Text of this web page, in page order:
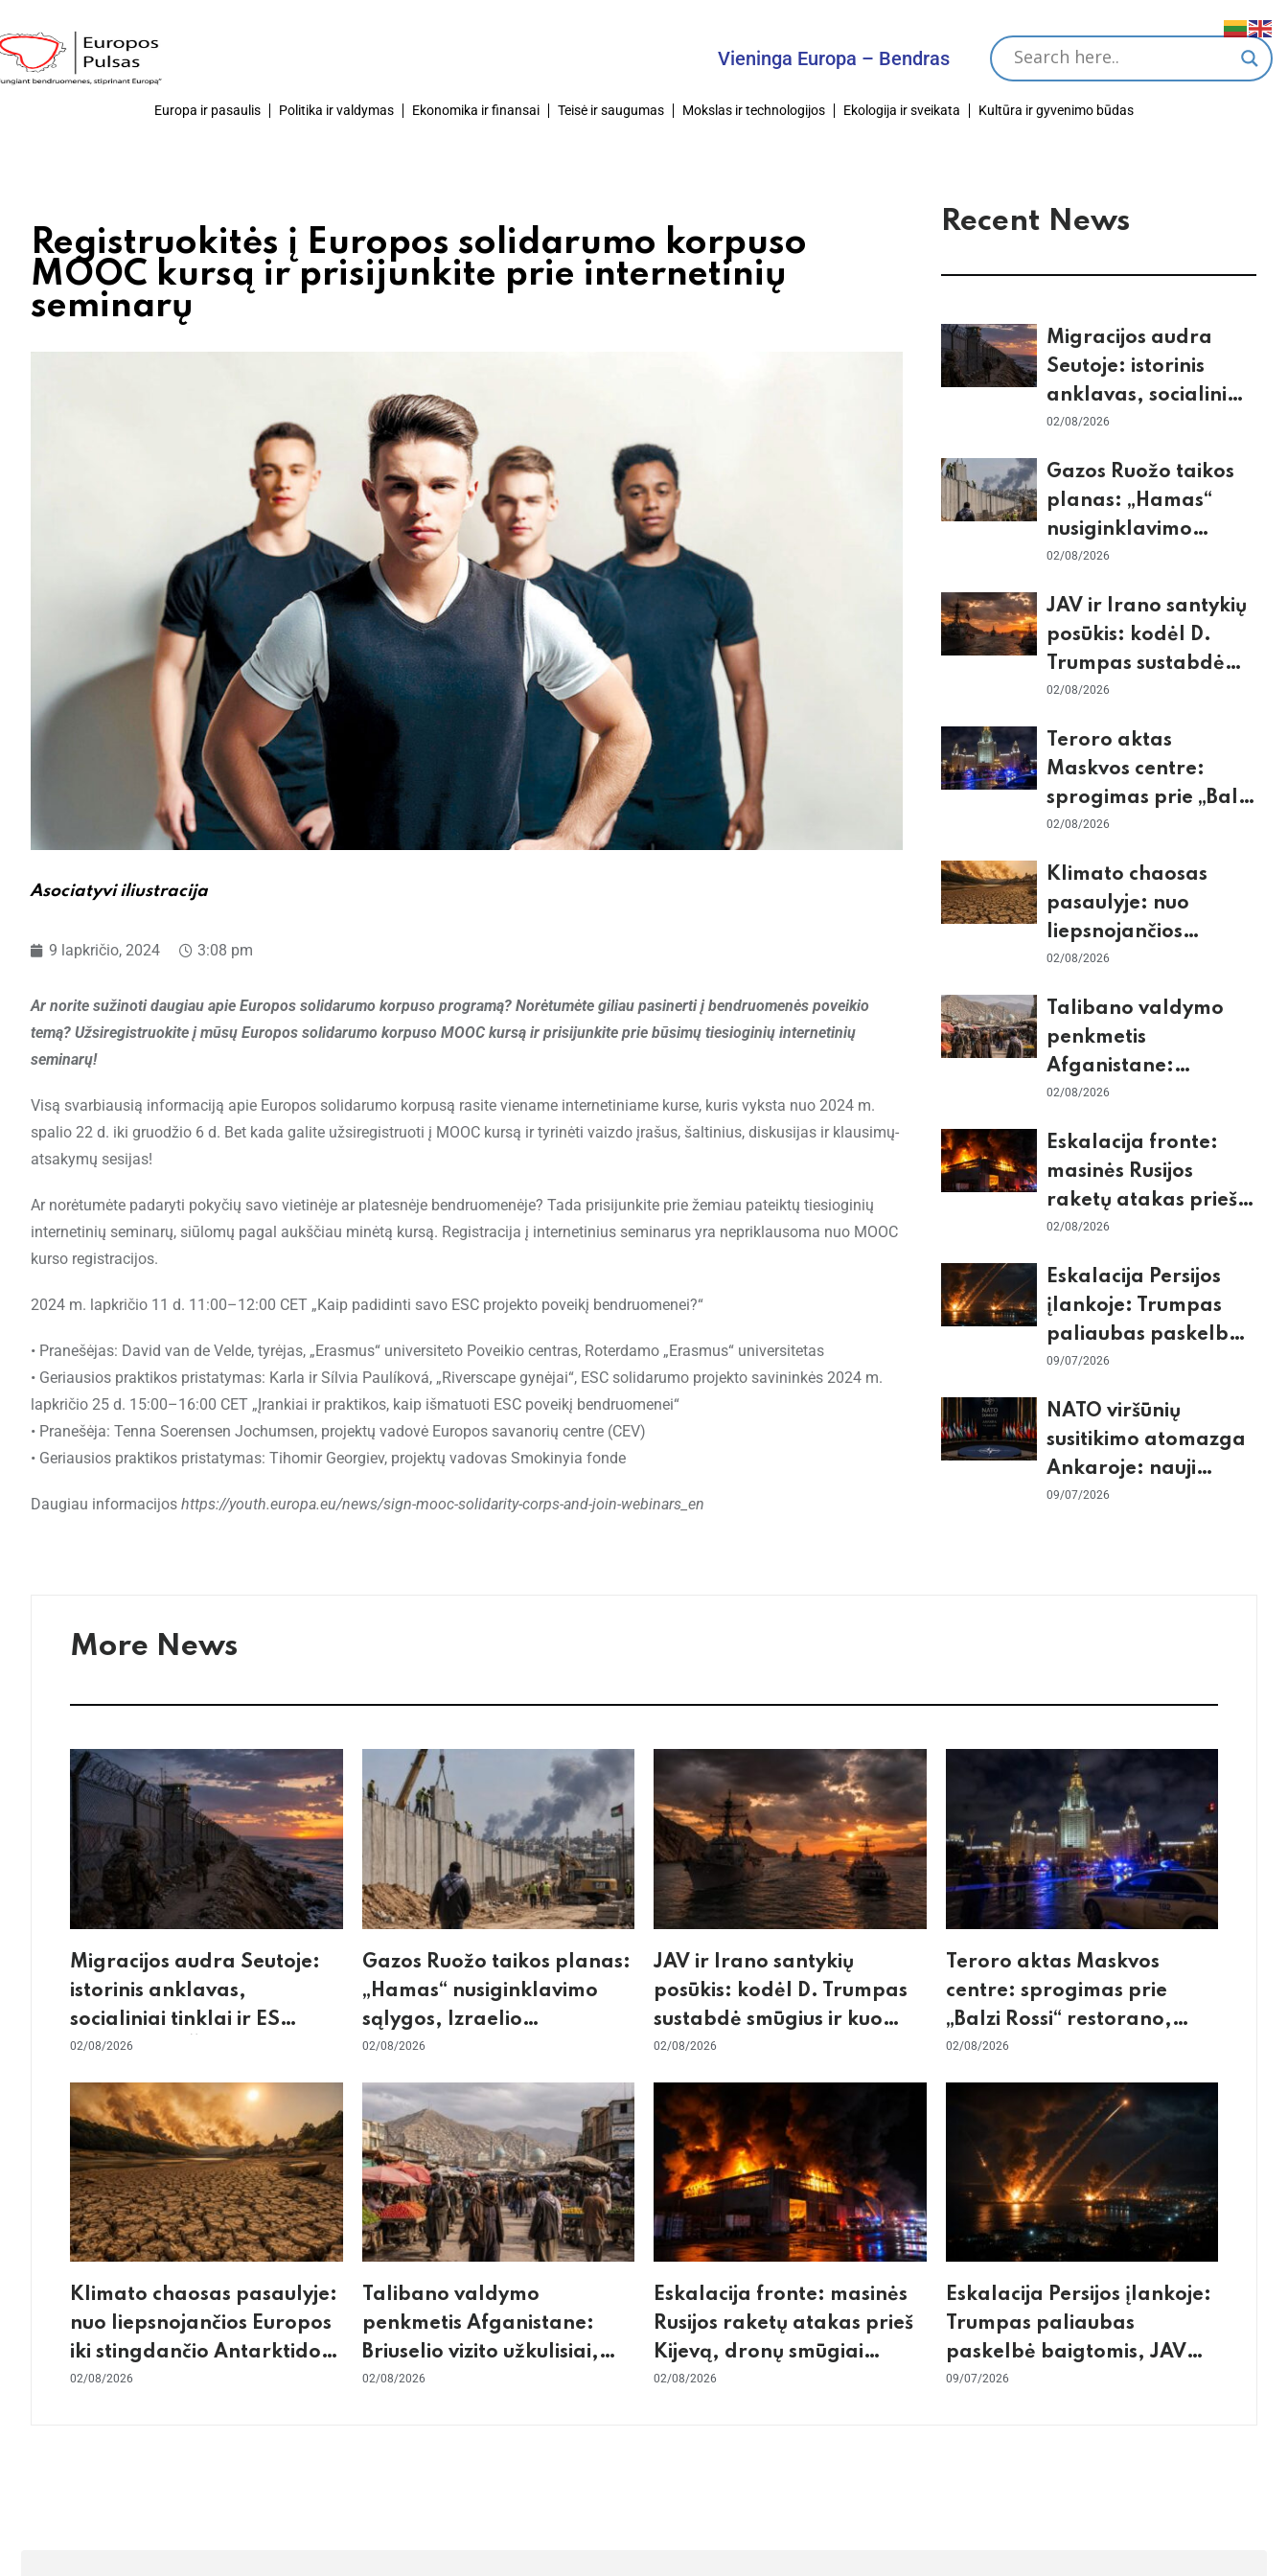
Vieninga Europa – Bendras Tikslas
Europa ir pasaulis Politika ir valdymas Ekonomika ir finansai Teisė ir saugumas Mokslas ir technologijos Ekologija ir sveikata Kultūra ir gyvenimo būdas
Registruokitės į Europos solidarumo korpuso
MOOC kursą ir prisijunkite prie internetinių
seminarų
Asociatyvi iliustracija
9 lapkričio, 2024 3:08 pm
Ar norite sužinoti daugiau apie Europos solidarumo korpuso programą? Norėtumėte giliau pasinerti į bendruomenės poveikio
temą? Užsiregistruokite į mūsų Europos solidarumo korpuso MOOC kursą ir prisijunkite prie būsimų tiesioginių internetinių
seminarų!
Visą svarbiausią informaciją apie Europos solidarumo korpusą rasite viename internetiniame kurse, kuris vyksta nuo 2024 m.
spalio 22 d. iki gruodžio 6 d. Bet kada galite užsiregistruoti į MOOC kursą ir tyrinėti vaizdo įrašus, šaltinius, diskusijas ir klausimų-
atsakymų sesijas!
Ar norėtumėte padaryti pokyčių savo vietinėje ar platesnėje bendruomenėje? Tada prisijunkite prie žemiau pateiktų tiesioginių
internetinių seminarų, siūlomų pagal aukščiau minėtą kursą. Registracija į internetinius seminarus yra nepriklausoma nuo MOOC
kurso registracijos.
2024 m. lapkričio 11 d. 11:00–12:00 CET „Kaip padidinti savo ESC projekto poveikį bendruomenei?“
• Pranešėjas: David van de Velde, tyrėjas, „Erasmus“ universiteto Poveikio centras, Roterdamo „Erasmus“ universitetas
• Geriausios praktikos pristatymas: Karla ir Sílvia Paulíková, „Riverscape gynėjai“, ESC solidarumo projekto savininkės 2024 m.
lapkričio 25 d. 15:00–16:00 CET „Įrankiai ir praktikos, kaip išmatuoti ESC poveikį bendruomenei“
• Pranešėja: Tenna Soerensen Jochumsen, projektų vadovė Europos savanorių centre (CEV)
• Geriausios praktikos pristatymas: Tihomir Georgiev, projektų vadovas Smokinyia fonde
Daugiau informacijos https://youth.europa.eu/news/sign-mooc-solidarity-corps-and-join-webinars_en
Recent News
Migracijos audra
Seutoje: istorinis
anklavas, socialiniai
tinklai ir ES skilimas
02/08/2026
Gazos Ruožo taikos
planas: „Hamas“
nusiginklavimo
sąlygos, Izraelio
nerimas dėl sienos
02/08/2026
JAV ir Irano santykių
posūkis: kodėl D.
Trumpas sustabdė
smūgius ir kuo
ekonomika
02/08/2026
Teroro aktas
Maskvos centre:
sprogimas prie „Balzi
Rossi“ restorano,
tikrieji taikiniai
02/08/2026
Klimato chaosas
pasaulyje: nuo
liepsnojančios
Europos iki
Antarktidos
paradokso
02/08/2026
Talibano valdymo
penkmetis
Afganistane:
Briuselio vizito
skurdas ir karinis
konfliktas su
Pakistanu
02/08/2026
Eskalacija fronte:
masinės Rusijos
raketų atakas prieš
Kijevą, dronų smūgiai
žiemos krizės grėsmė
02/08/2026
Eskalacija Persijos
įlankoje: Trumpas
paliaubas paskelbė
baigtomis, JAV
taikinių Irane
09/07/2026
NATO viršūnių
susitikimo atomazga
Ankaroje: nauji
įsipareigojimai
09/07/2026
More News
Migracijos audra Seutoje:
istorinis anklavas,
socialiniai tinklai ir ES
skilimas dėl Šengeno zonos
02/08/2026
Gazos Ruožo taikos planas:
„Hamas“ nusiginklavimo
sąlygos, Izraelio
skepticizmas ir ES nerimas
02/08/2026
JAV ir Irano santykių
posūkis: kodėl D. Trumpas
sustabdė smūgius ir kuo
rizikuoja pasaulio
02/08/2026
Teroro aktas Maskvos
centre: sprogimas prie
„Balzi Rossi“ restorano,
mirtininkės apgulė ir tikrieji
02/08/2026
Klimato chaosas pasaulyje:
nuo liepsnojančios Europos
iki stingdančio Antarktidos
paradokso
02/08/2026
Talibano valdymo
penkmetis Afganistane:
Briuselio vizito užkulisiai,
gilus skurdas ir karinis
02/08/2026
Eskalacija fronte: masinės
Rusijos raketų atakas prieš
Kijevą, dronų smūgiai
„Wildberries“ ir žiemos
02/08/2026
Eskalacija Persijos įlankoje:
Trumpas paliaubas
paskelbė baigtomis, JAV
sunaikino 90 karinių taikinių
09/07/2026